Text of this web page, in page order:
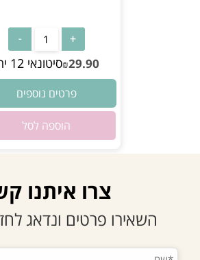
₪29.90 סיטונאי 12 יח
פרטים נוספים
הוספה לסל
צרו איתנו
השאירו פרטים ונדאג